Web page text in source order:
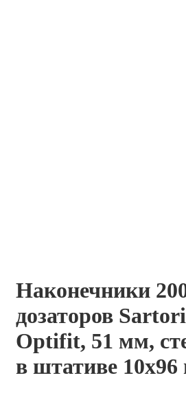
Наконечники
дозаторов
Optifit, 51 мм,
в штативе 10х96